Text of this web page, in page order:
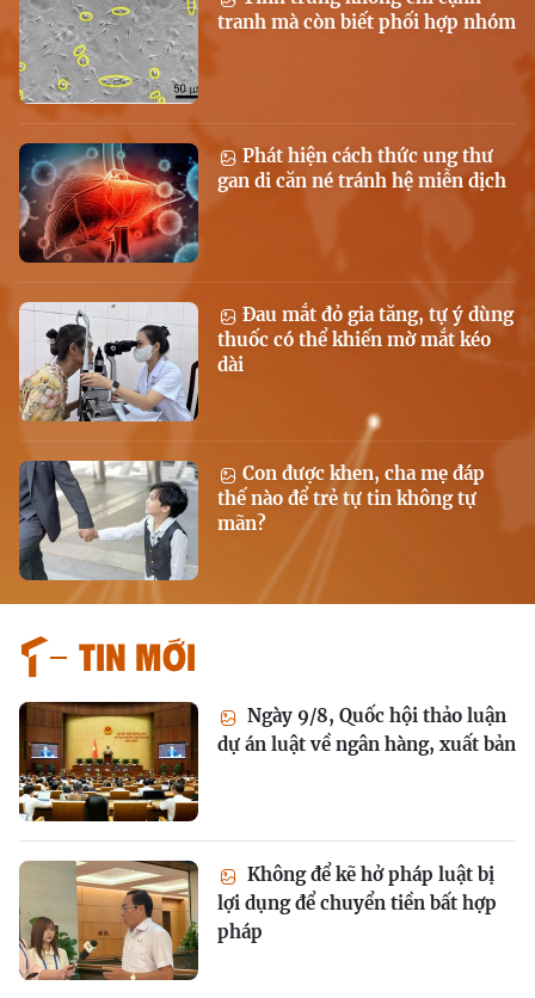
tranh mà còn biết phối hợp nhóm
Phát hiện cách thức ung thư
gan di căn né tránh hệ miễn dịch
Đau mắt đỏ gia tăng, tự ý dùng
thuốc có thể khiến mờ mắt kéo
dài
Con được khen, cha mẹ đáp
thế nào để trẻ tự tin không tự
mãn?
Tin mới
Ngày 9/8, Quốc hội thảo luận
dự án luật về ngân hàng, xuất bản
Không để kẽ hở pháp luật bị
lợi dụng để chuyển tiền bất hợp
pháp